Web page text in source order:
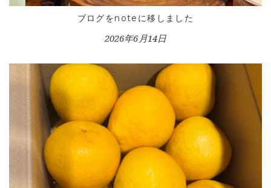
HOME
INFORMATION
ブログをnoteに移しました
2026年6月14日